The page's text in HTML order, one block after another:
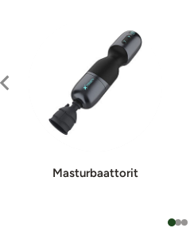
Mas­tur­baat­to­rit